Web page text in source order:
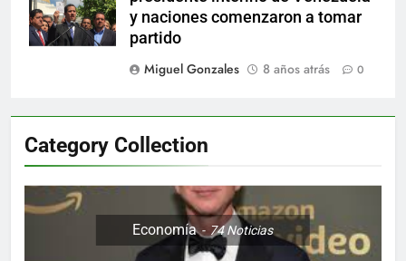
y naciones comenzaron a tomar
partido
Miguel Gonzales
8 años atrás 0
Category Collection
Economía 74Noticias